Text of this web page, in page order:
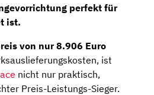
perfekt für
ist.
von nur 8.906 Euro
ist
nicht nur praktisch,
Preis-Leistungs-Sieger.